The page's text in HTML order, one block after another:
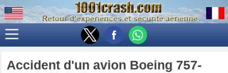
Accident d'un avion Boeing 757-